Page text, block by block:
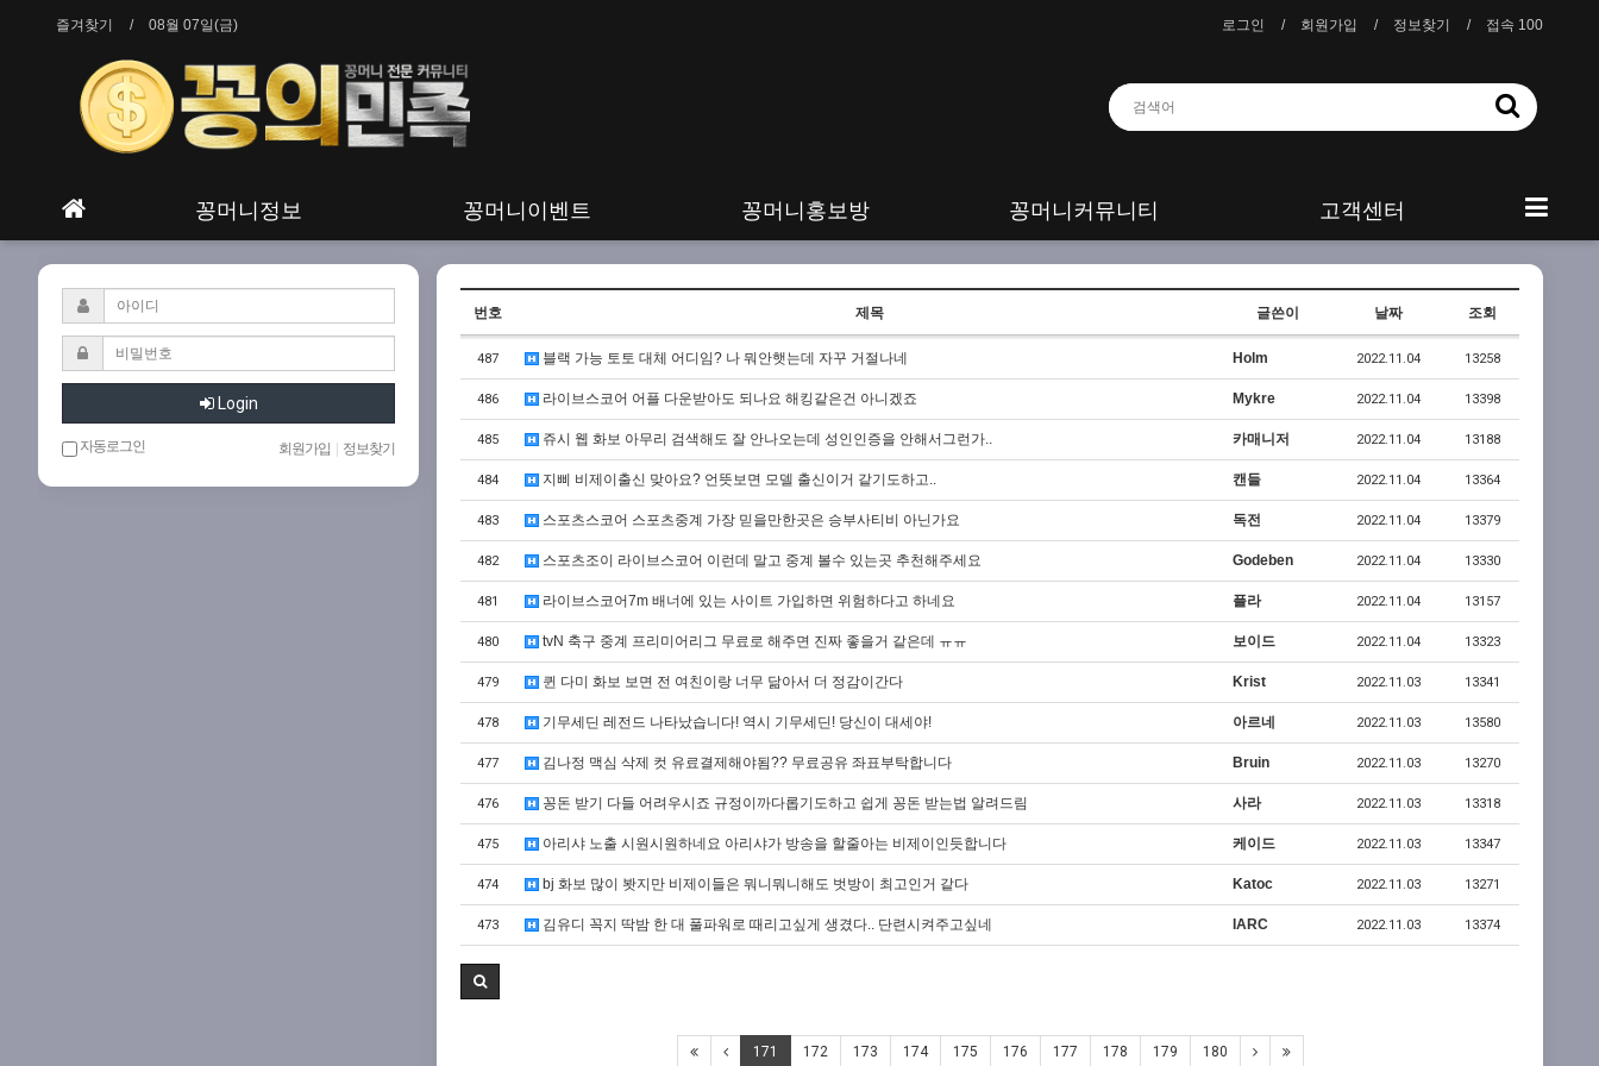
즐겨찾기 08월 07일(금) 로그인 회원가입 정보찾기 접속 100
꽁머니정보 꽁머니이벤트 꽁머니홍보방 꽁머니커뮤니티 고객센터
번호 제목 글쓴이 날짜 조회
487 블랙 가능 토토 대체 어디임? 나 뭐안햇는데 자꾸 거절나네 Holm 2022.11.04 13258
486 라이브스코어 어플 다운받아도 되나요 해킹같은건 아니겠죠 Mykre 2022.11.04 13398
485 쥬시 웹 화보 아무리 검색해도 잘 안나오는데 성인인증을 안해서그런가.. 카매니저 2022.11.04 13188
484 지삐 비제이출신 맞아요? 언뜻보면 모델 출신이거 같기도하고.. 캔들 2022.11.04 13364
483 스포츠스코어 스포츠중계 가장 믿을만한곳은 승부사티비 아닌가요 독전 2022.11.04 13379
482 스포츠조이 라이브스코어 이런데 말고 중계 볼수 있는곳 추천해주세요 Godeben 2022.11.04 13330
481 라이브스코어7m 배너에 있는 사이트 가입하면 위험하다고 하네요 플라 2022.11.04 13157
480 tvN 축구 중계 프리미어리그 무료로 해주면 진짜 좋을거 같은데 ㅠㅠ 보이드 2022.11.04 13323
479 퀸 다미 화보 보면 전 여친이랑 너무 닮아서 더 정감이간다 Krist 2022.11.03 13341
478 기무세딘 레전드 나타났습니다! 역시 기무세딘! 당신이 대세야! 아르네 2022.11.03 13580
477 김나정 맥심 삭제 컷 유료결제해야됨?? 무료공유 좌표부탁합니다 Bruin 2022.11.03 13270
476 꽁돈 받기 다들 어려우시죠 규정이까다롭기도하고 쉽게 꽁돈 받는법 알려드림 사라 2022.11.03 13318
475 아리샤 노출 시원시원하네요 아리샤가 방송을 할줄아는 비제이인듯합니다 케이드 2022.11.03 13347
474 bj 화보 많이 봣지만 비제이들은 뭐니뭐니해도 벗방이 최고인거 같다 Katoc 2022.11.03 13271
473 김유디 꼭지 딱밤 한 대 풀파워로 때리고싶게 생겼다.. 단련시켜주고싶네 IARC 2022.11.03 13374
171 172 173 174 175 176 177 178 179 180
Login
자동로그인 회원가입 정보찾기